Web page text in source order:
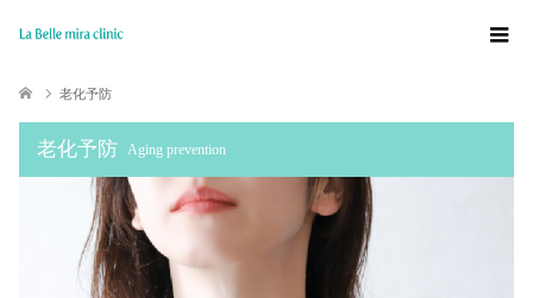
老化予防
老化予防 Aging prevention